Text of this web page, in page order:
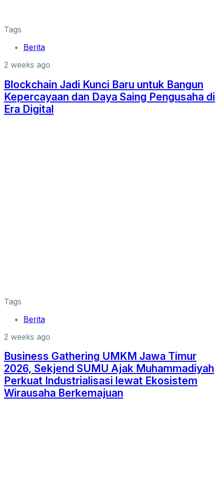
Tags
Berita
2 weeks ago
Blockchain Jadi Kunci Baru untuk Bangun
Kepercayaan dan Daya Saing Pengusaha di
Era Digital
Tags
Berita
2 weeks ago
Business Gathering UMKM Jawa Timur
2026, Sekjend SUMU Ajak Muhammadiyah
Perkuat Industrialisasi lewat Ekosistem
Wirausaha Berkemajuan